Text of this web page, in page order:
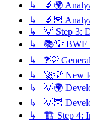
↳ 🔬🌍
↳ 🔬🦉
↳ 💡 Step 3:
↳ 📚💡 BWF
↳ ❓💡
↳ 🚀💡 New
↳ 💡🌍
↳ 💡🦉
↳ 🏗️ Step 4: